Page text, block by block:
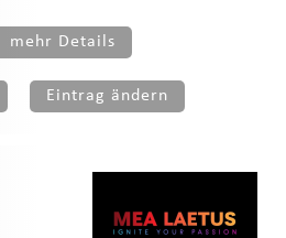
mehr Details
Eintrag ändern